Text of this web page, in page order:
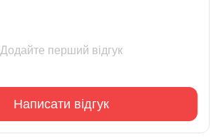
Додайте перший відгук
Написати відгук